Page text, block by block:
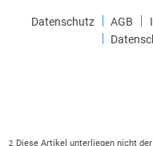
Datenschutz AGB
2
Diese Artikel unterliegen nicht